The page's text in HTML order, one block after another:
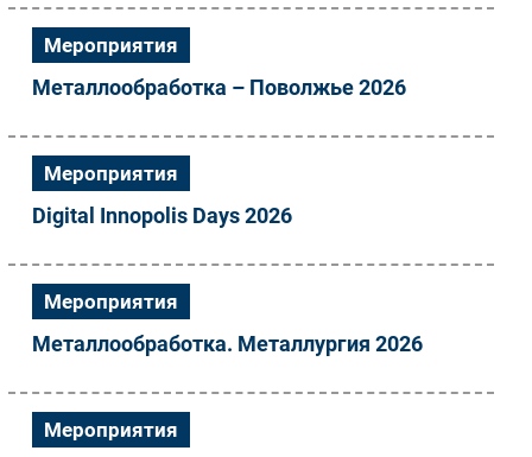
Мероприятия
Металлообработка – Поволжье 2026
Мероприятия
Digital Innopolis Days 2026
Мероприятия
Металлообработка. Металлургия 2026
Мероприятия